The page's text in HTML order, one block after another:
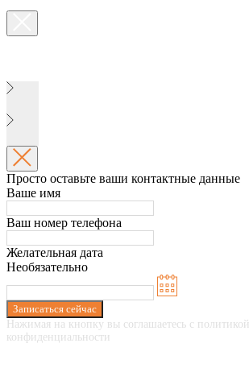
Просто оставьте ваши контактные данные
Ваше имя
Ваш номер телефона
Желательная дата
Необязательно
Записаться сейчас
Нажимая на кнопку вы соглашаетесь с политикой
конфиденциальности